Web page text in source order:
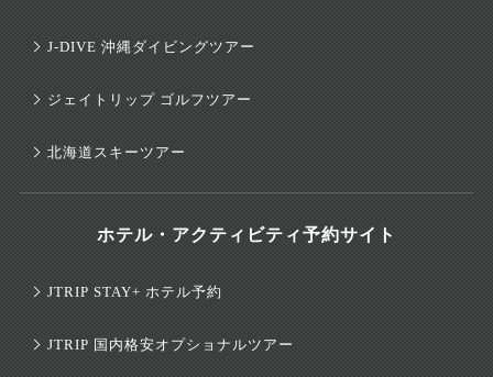
J-DIVE 沖縄ダイビングツアー
ジェイトリップ ゴルフツアー
北海道スキーツアー
ホテル・アクティビティ予約サイト
JTRIP STAY+ ホテル予約
JTRIP 国内格安オプショナルツアー